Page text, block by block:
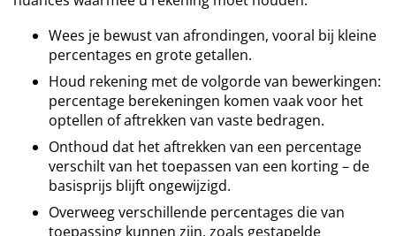
Wees je bewust van afrondingen, vooral bij kleine
percentages en grote getallen.
Houd rekening met de volgorde van bewerkingen:
percentage berekeningen komen vaak voor het
optellen of aftrekken van vaste bedragen.
Onthoud dat het aftrekken van een percentage
verschilt van het toepassen van een korting – de
basisprijs blijft ongewijzigd.
Overweeg verschillende percentages die van
toepassing kunnen zijn, zoals gestapelde